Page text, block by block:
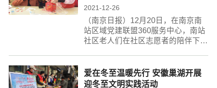
2021-12-26
（南京日报）12月20日，在南京南
站区域党建联盟360服务中心，南站
社区老人们在社区志愿者的陪伴下，
南报融媒体记者孙中元摄12月26
日，南京市志愿...
爱在冬至温暖先行 安徽巢湖开展
迎冬至文明实践活动